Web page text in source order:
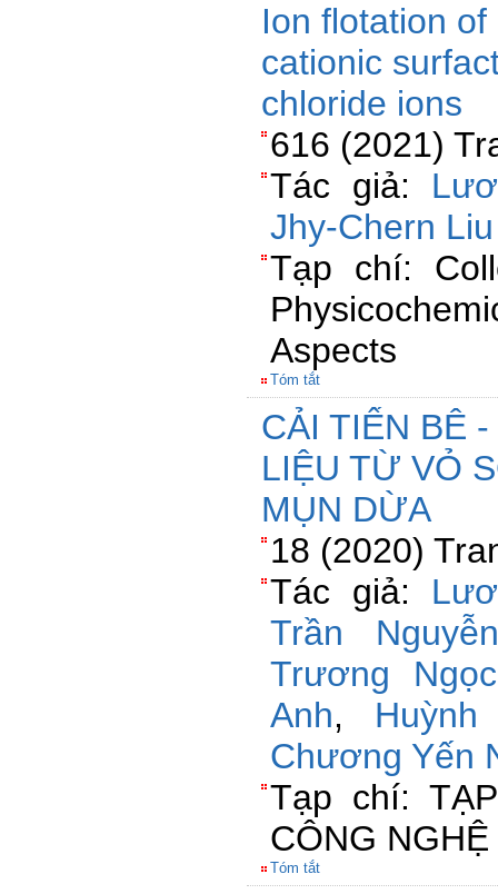
Ion flotation
cationic
chloride ions
616 (2021)
Tác giả:
Jhy-Chern Liu
Tạp chí:
Aspects
Tóm tắt
CẢI TIẾN BÊ
LIỆU TỪ VỎ
MỤN DỪA
18 (2020)
Tác giả:
Trần
Trương
Anh,
Chương Yến
Tạp chí:
CÔNG
Tóm tắt